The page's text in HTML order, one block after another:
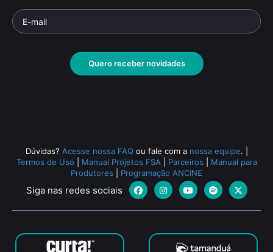
Quero receber novidades
Dúvidas? Acesse nossa FAQ ou fale com a nossa equipe.
Termos de Uso
Manual Projetos FSA Parceiros
Manual para
Produtores
Programação ANCINE
Siga nas redes sociais